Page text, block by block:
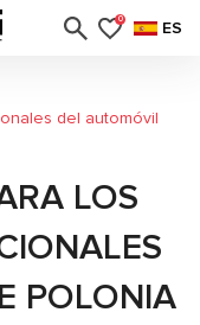
0 ES
del automóvil
LOS
POLONIA